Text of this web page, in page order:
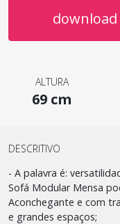
ALTURA
69 cm
DESCRITIVO
- A palavra é:
Sofá Modular Mensa
Aconchegante e com
e grandes espaços;